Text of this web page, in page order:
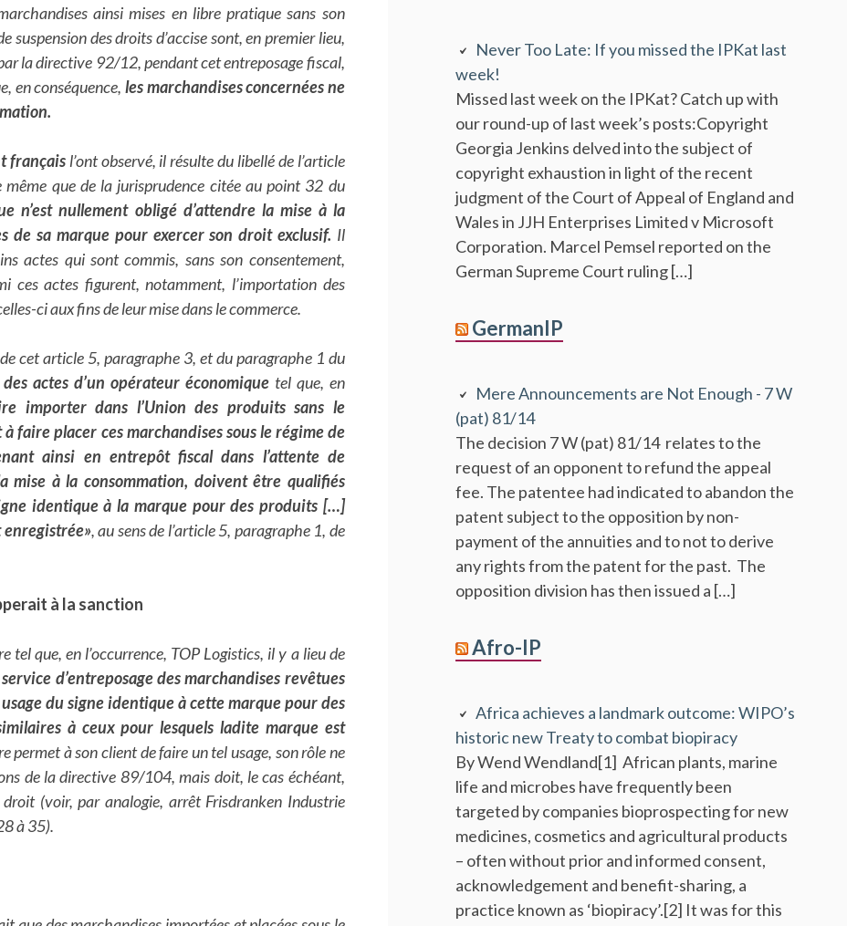
ainsi mises en libre pratique sans son
suspension des droits d’accise sont, en premier lieu,
la directive 92/12, pendant cet entreposage fiscal,
en conséquence, les marchandises concernées ne
françaisl’ont observé, il résulte du libellé de l’article
que de la jurisprudence citée au point 32 du
n’est nullement obligé d’attendre la mise à la
de sa marque pour exercer son droit exclusif. Il
actes qui sont commis, sans son consentement,
ces actes figurent, notamment, l’importation des
ci aux fins de leur mise dans le commerce.
cet article 5, paragraphe 3, et du paragraphe 1 du
actes d’un opérateur économique tel que, en
importer dans l’Union des produits sans le
faire placer ces marchandises sous le régime de
ainsi en entrepôt fiscal dans l’attente de
mise à la consommation, doivent être qualifiés
identique à la marque pour des produits […]
enregistrée», au sens de l’article 5, paragraphe 1, de
à la sanction
tel que, en l’occurrence, TOP Logistics, il y a lieu de
d’entreposage des marchandises revêtues
du signe identique à cette marque pour des
à ceux pour lesquels ladite marque est
permet à son client de faire un tel usage, son rôle ne
de la directive 89/104, mais doit, le cas échéant,
droit (voir, par analogie, arrêt Frisdranken Industrie
à 35).
Never Too Late: If you missed the IPKat last
week!
Missed last week on the IPKat? Catch up with
our round-up of last week’s posts:Copyright
Georgia Jenkins delved into the subject of
copyright exhaustion in light of the recent
judgment of the Court of Appeal of England and
Wales in JJH Enterprises Limited v Microsoft
Corporation. Marcel Pemsel reported on the
German Supreme Court ruling […]
GermanIP
Mere Announcements are Not Enough - 7 W
(pat) 81/14
The decision 7 W (pat) 81/14 relates to the
request of an opponent to refund the appeal
fee. The patentee had indicated to abandon the
patent subject to the opposition by non-
payment of the annuities and to not to derive
any rights from the patent for the past. The
opposition division has then issued a […]
Afro-IP
Africa achieves a landmark outcome: WIPO’s
historic new Treaty to combat biopiracy
By Wend Wendland[1] African plants, marine
life and microbes have frequently been
targeted by companies bioprospecting for new
medicines, cosmetics and agricultural products
– often without prior and informed consent,
acknowledgement and benefit-sharing, a
practice known as ‘biopiracy’.[2] It was for this